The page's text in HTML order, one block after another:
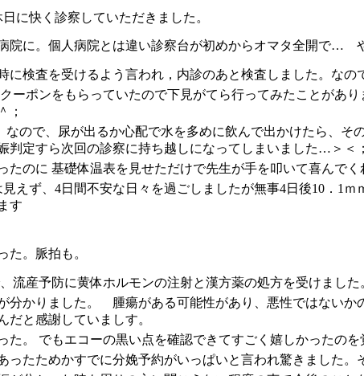
に快く診察していただきました。
院に。個人病院とは違い診察台が初めからオマタ全開で…
検査を受けるよう言われ，内診のあと検査しました。なの
ーポンをもらっていたので下見がてら行ってみたことがあ
；
なので、尿が出るか心配で水を多めに飲んで出かけたら、
判定すら次回の診察に持ち越しになってしまいました…＞＜；
のに 基礎体温表を見せただけで先生が手を叩いて喜んで
えず、4日間不安な日々を過ごしましたが無事4日後10．1
す
た。脈拍も。
流産予防に黄体ホルモンの注射と漢方薬の処方を受けまし
分かりました。 腫瘍がある可能性があり、悪性ではない
だと感謝していましす。
。 でもエコーの黒い点を確認できてすごく嬉しかったのを
たためかすでに分娩予約がいっぱいと言われ驚きました。